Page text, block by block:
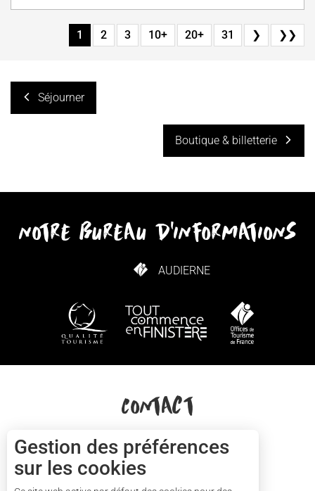
1 2 3 10+ 20+ 31 ❯ ❯❯
Séjourner
Boutique & billetterie
notre bureau d'informations
AUDIERNE
COMMENT VENIR ?
Contact
+33(0)2 57 56 03 13
Gestion des préférences
sur les cookies